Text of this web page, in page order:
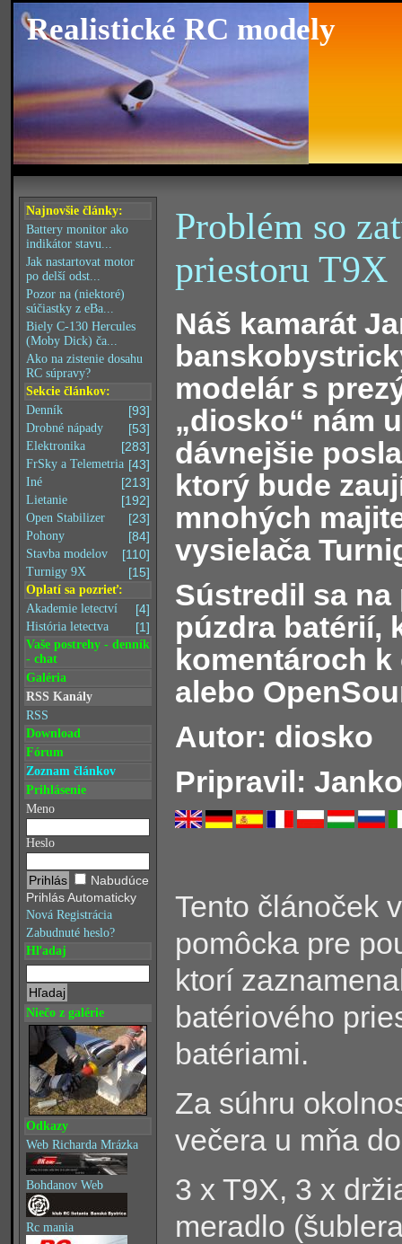
Realistické RC modely
Najnovšie články:
Battery monitor ako
indikátor stavu...
Jak nastartovat motor
po delší odst...
Pozor na (niektoré)
súčiastky z eBa...
Biely C-130 Hercules
(Moby Dick) ča...
Ako na zistenie dosahu
RC súpravy?
Sekcie článkov:
[93]
Denník
[53]
Drobné nápady
[283]
Elektronika
[43]
FrSky a Telemetria
[213]
Iné
[192]
Lietanie
[23]
Open Stabilizer
[84]
Pohony
[110]
Stavba modelov
[15]
Turnigy 9X
Oplatí sa pozrieť:
[4]
Akademie letectví
[1]
História letectva
Vaše postrehy - denník
- chat
Galéria
RSS Kanály
RSS
Download
Fórum
Zoznam článkov
Prihlásenie
Meno
Heslo
Nabudúce
Prihlás Automaticky
Nová Registrácia
Zabudnuté heslo?
Hľadaj
Niečo z galérie
Odkazy
Web Richarda Mrázka
Bohdanov Web
Rc mania
Problém so
priestoru T9X
Náš kamarát
modelár s
„diosko“ nám
dávnejšie
ktorý bude
mnohých
vysielača
Sústredil sa
púzdra batérií,
komentároch
alebo
Autor: diosko
Pripravil:
Tento článoček
pomôcka pre
ktorí
batériového
batériami.
Za súhru
večera u mňa
3 x T9X, 3 x
meradlo